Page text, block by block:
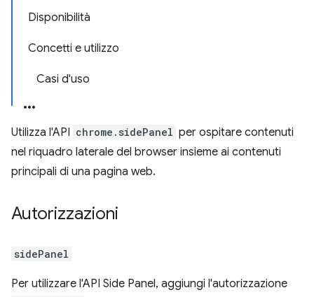
Disponibilità
Concetti e utilizzo
Casi d'uso
Utilizza l'API chrome.sidePanel per ospitare contenuti
nel riquadro laterale del browser insieme ai contenuti
principali di una pagina web.
Autorizzazioni
sidePanel
Per utilizzare l'API Side Panel, aggiungi l'autorizzazione